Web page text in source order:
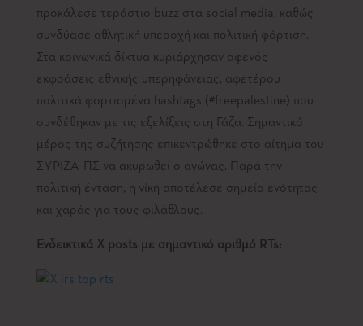
προκάλεσε τεράστιο buzz στα social media, καθώς
συνδύασε αθλητική υπεροχή και πολιτική φόρτιση.
Στα κοινωνικά δίκτυα κυριάρχησαν αφενός
εκφράσεις εθνικής υπερηφάνειας, αφετέρου
πολιτικά φορτισμένα hashtags (#freepalestine) που
συνδέθηκαν με τις εξελίξεις στη Γάζα. Σημαντικό
μέρος της συζήτησης επικεντρώθηκε στο αίτημα του
ΣΥΡΙΖΑ-ΠΣ να ακυρωθεί ο αγώνας. Παρά την
πολιτική ένταση, η νίκη αποτέλεσε σημείο ενότητας
και χαράς για τους φιλάθλους.
Ενδεικτικά X posts με σημαντικό αριθμό RTs: